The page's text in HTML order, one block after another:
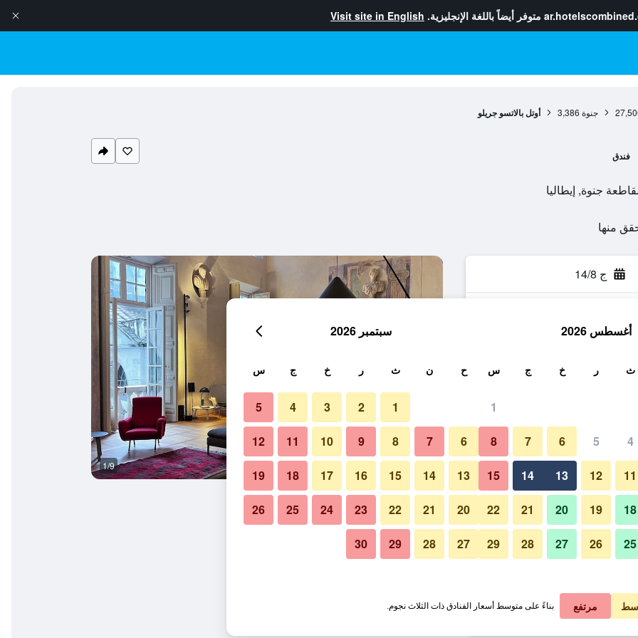
متوفر أيضاً باللغة الإنجليزية. Visit site in English
جنوة 3,386 أوتل بالاتسو جريلو
فندق
ج 14/8
في الليلة
﷼ عرض الصفقة
﷼ عرض الصفقة
1/9
صور لـ أوتل بالاتسو جريلو
أغسطس 2026
ث ر خ ج س
1
4
5
6
7
8
11
12
13
14
15
18
19
20
21
22
25
26
27
28
29
سبتمبر 2026
ح ن ث ر خ ج س
1
2
3
4
5
6
7
8
9
10
11
12
13
14
15
16
17
18
19
20
21
22
23
24
25
26
27
28
29
30
مرتفع بناءً على متوسط أسعار الفنادق ذات الثلاث نجوم.